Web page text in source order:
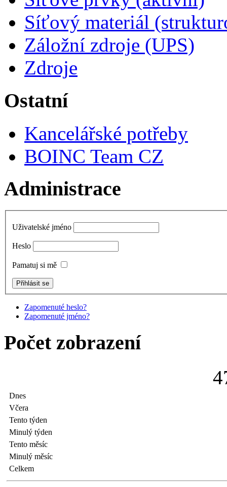
Síťový materiál
Záložní zdroje (UPS)
Zdroje
Ostatní
Kancelářské potřeby
BOINC Team CZ
Administrace
Uživatelské jméno
Heslo
Pamatuj si mě
Zapomenuté heslo?
Zapomenuté jméno?
Počet zobrazení
4
Dnes
Včera
Tento týden
Minulý týden
Tento měsíc
Minulý měsíc
Celkem